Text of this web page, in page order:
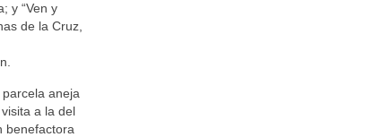
y “Ven y
de la Cruz,
aneja
a la del
benefactora